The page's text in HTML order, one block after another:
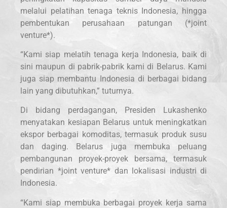
melalui pelatihan tenaga teknis Indonesia, hingga
pembentukan perusahaan patungan (*joint
venture*).
“Kami siap melatih tenaga kerja Indonesia, baik di
sini maupun di pabrik-pabrik kami di Belarus. Kami
juga siap membantu Indonesia di berbagai bidang
lain yang dibutuhkan,” tuturnya.
Di bidang perdagangan, Presiden Lukashenko
menyatakan kesiapan Belarus untuk meningkatkan
ekspor berbagai komoditas, termasuk produk susu
dan daging. Belarus juga membuka peluang
pembangunan proyek-proyek bersama, termasuk
pendirian *joint venture* dan lokalisasi industri di
Indonesia.
“Kami siap membuka berbagai proyek kerja sama